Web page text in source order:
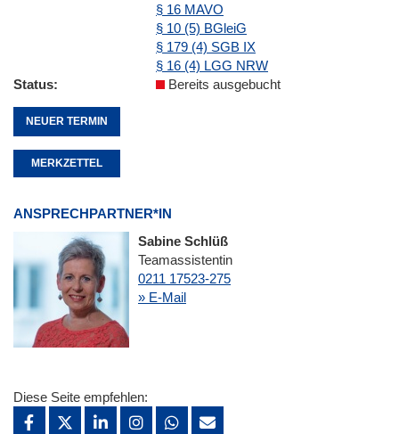
§ 16 MAVO
§ 10 (5) BGleiG
§ 179 (4) SGB IX
§ 16 (4) LGG NRW
Status
Bereits ausgebucht
NEUER TERMIN
MERKZETTEL
ANSPRECHPARTNER*IN
Sabine Schlüß
Teamassistentin
0211 17523-275
» E-Mail
Diese Seite empfehlen: